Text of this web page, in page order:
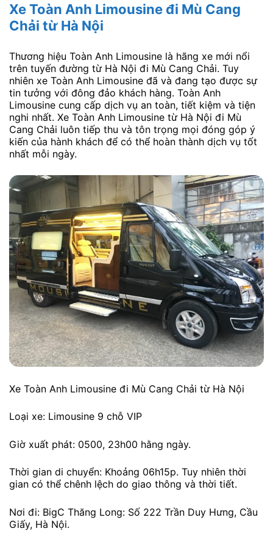
Xe Toàn Anh Limousine đi Mù Cang
Chải từ Hà Nội
Thương hiệu Toàn Anh Limousine là hãng xe mới nổi
trên tuyến đường từ Hà Nội đi Mù Cang Chải. Tuy
nhiên xe Toàn Anh Limousine đã và đang tạo được sự
tin tưởng với đông đảo khách hàng. Toàn Anh
Limousine cung cấp dịch vụ an toàn, tiết kiệm và tiện
nghi nhất. Xe Toàn Anh Limousine từ Hà Nội đi Mù
Cang Chải luôn tiếp thu và tôn trọng mọi đóng góp ý
kiến của hành khách để có thể hoàn thành dịch vụ tốt
nhất mỗi ngày.
Xe Toàn Anh Limousine đi Mù Cang Chải từ Hà Nội
Loại xe: Limousine 9 chỗ VIP
Giờ xuất phát: 0500, 23h00 hằng ngày.
Thời gian di chuyển: Khoảng 06h15p. Tuy nhiên thời
gian có thể chênh lệch do giao thông và thời tiết.
Nơi đi: BigC Thăng Long: Số 222 Trần Duy Hưng, Cầu
Giấy, Hà Nội.